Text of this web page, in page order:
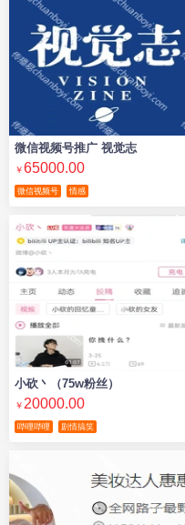
微信视频号推广 视觉志
￥65000.00
微信视频号 情感
小砍丶（75w粉丝）
￥ 20000.00
哔哩哔哩 剧情搞笑